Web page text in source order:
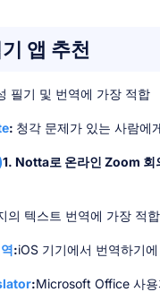
앱 추천
필기 및 번역에 가장 적합
: 청각 문제가 있는 사람에
1. Notta로 온라인 Zoom 회
의 텍스트 번역에 가장 적합
:iOS 기기에서 번역하기
:Microsoft Office 사용